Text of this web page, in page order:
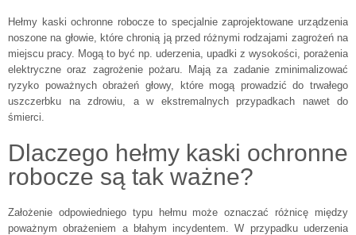
Hełmy kaski ochronne robocze to specjalnie zaprojektowane urządzenia
noszone na głowie, które chronią ją przed różnymi rodzajami zagrożeń na
miejscu pracy. Mogą to być np. uderzenia, upadki z wysokości, porażenia
elektryczne oraz zagrożenie pożaru. Mają za zadanie zminimalizować
ryzyko poważnych obrażeń głowy, które mogą prowadzić do trwałego
uszczerbku na zdrowiu, a w ekstremalnych przypadkach nawet do
śmierci.
Dlaczego hełmy kaski ochronne
robocze są tak ważne?
Założenie odpowiedniego typu hełmu może oznaczać różnicę między
poważnym obrażeniem a błahym incydentem. W przypadku uderzenia